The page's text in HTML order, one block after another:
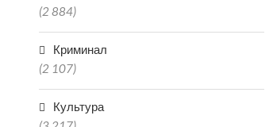
(2 884)
Криминал
(2 107)
Культура